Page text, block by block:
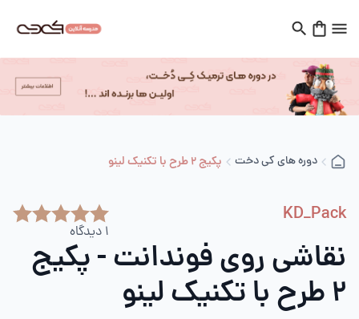
دوره های کی دخت پکیج 2 طرح با تکنیک لینو
KD_Pack
1 دیدگاه
نقاشی روی فوندانت - پکیج
2 طرح با تکنیک لینو